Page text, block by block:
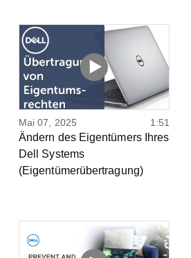
Mai 07, 2025 1:51
Ändern des Eigentümers Ihres
Dell Systems
(Eigentümerübertragung)